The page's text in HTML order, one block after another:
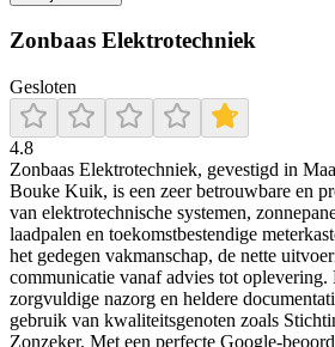
Zonbaas Elektrotechniek
Gesloten
4.8
Zonbaas Elektrotechniek, gevestigd in
Bouke Kuik, is een zeer betrouwbare en
van elektrotechnische systemen,
laadpalen en toekomstbestendige
het gedegen vakmanschap, de nette
communicatie vanaf advies tot oplevering.
zorgvuldige nazorg en heldere
gebruik van kwaliteitsgenoten zoals
Zonzeker. Met een perfecte Google-